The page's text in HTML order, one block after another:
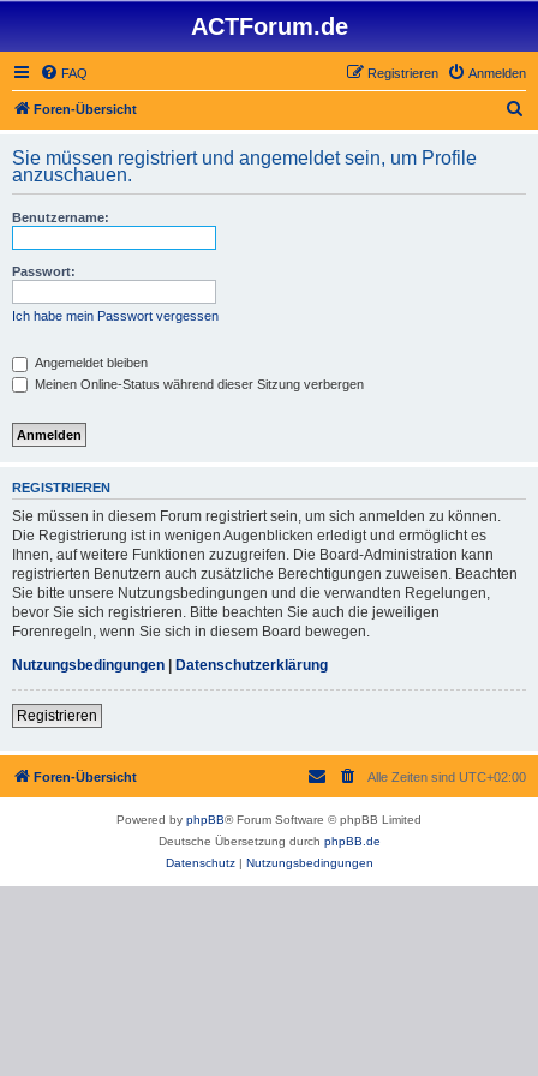
ACTForum.de
FAQ Anmelden
Registrieren
Foren-Übersicht
h
Sie müssen registriert und angemeldet sein, um Profile
anzuschauen.
Benutzername:
Passwort:
Ich habe mein Passwort vergessen
Angemeldet bleiben
Meinen Online-Status während dieser Sitzung verbergen
REGISTRIEREN
Sie müssen in diesem Forum registriert sein, um sich anmelden zu können.
Die Registrierung ist in wenigen Augenblicken erledigt und ermöglicht es
Ihnen, auf weitere Funktionen zuzugreifen. Die Board-Administration kann
registrierten Benutzern auch zusätzliche Berechtigungen zuweisen. Beachten
Sie bitte unsere Nutzungsbedingungen und die verwandten Regelungen,
bevor Sie sich registrieren. Bitte beachten Sie auch die jeweiligen
Forenregeln, wenn Sie sich in diesem Board bewegen.
Nutzungsbedingungen | Datenschutzerklärung
Registrieren
Foren-Übersicht Alle Zeiten sind UTC+02:00
Powered by phpBB® Forum Software © phpBB Limited
Deutsche Übersetzung durch phpBB.de
Datenschutz| Nutzungsbedingungen